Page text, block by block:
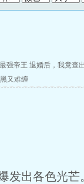
强帝王 退婚后，我竟查
又难缠
出各色光芒